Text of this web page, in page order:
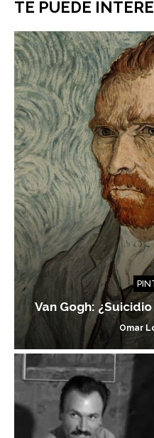
TE PUEDE
Van Gogh:
Omar